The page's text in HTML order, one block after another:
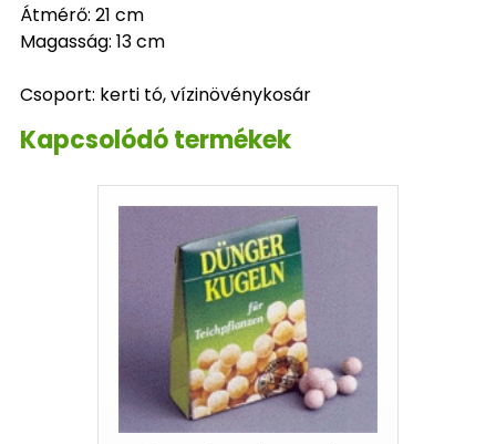
Átmérő: 21 cm
Magasság: 13 cm
Csoport: kerti tó, vízinövénykosár
Kapcsolódó termékek